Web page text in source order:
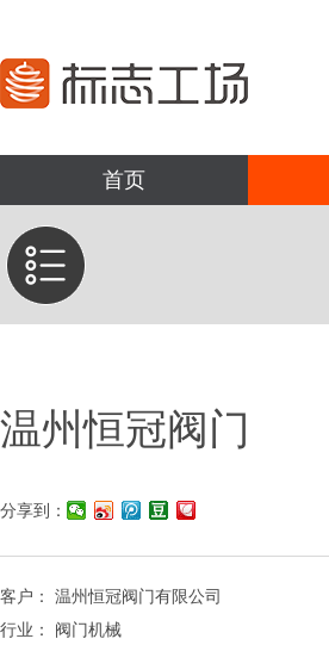
首页
温州恒冠阀门
分享到：
客户： 温州恒冠阀门有限公司
行业： 阀门机械